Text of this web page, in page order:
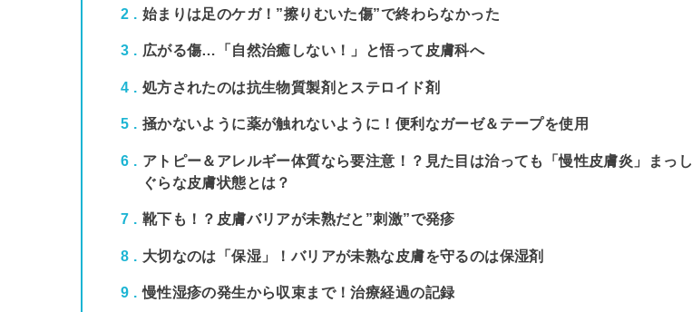
2 始まりは足のケガ！”擦りむいた傷”で終わらなかった
3 広がる傷…「自然治癒しない！」と悟って皮膚科へ
4 処方されたのは抗生物質製剤とステロイド剤
5 掻かないように薬が触れないように！便利なガーゼ＆テープを使用
6
アトピー＆アレルギー体質なら要注意！？見た目は治っても「慢性皮膚炎」まっし
ぐらな皮膚状態とは？
7 靴下も！？皮膚バリアが未熟だと”刺激”で発疹
8 大切なのは「保湿」！バリアが未熟な皮膚を守るのは保湿剤
9 慢性湿疹の発生から収束まで！治療経過の記録